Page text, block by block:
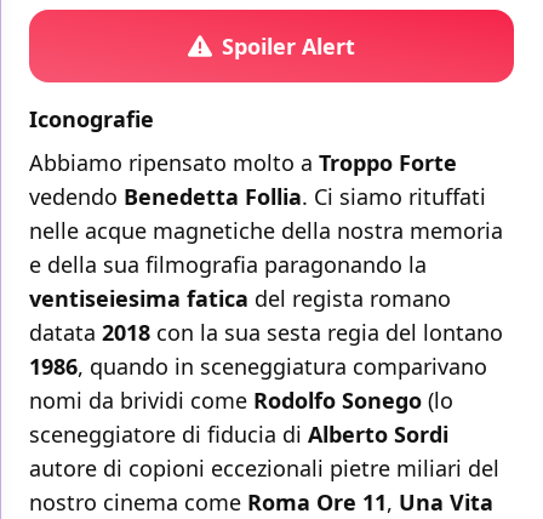
Spoiler Alert
Iconografie
Abbiamo ripensato molto a Troppo Forte
vedendo Benedetta Follia. Ci siamo rituffati
nelle acque magnetiche della nostra memoria
e della sua filmografia paragonando la
ventiseiesima fatica del regista romano
datata 2018 con la sua sesta regia del lontano
1986, quando in sceneggiatura comparivano
nomi da brividi come Rodolfo Sonego (lo
sceneggiatore di fiducia di Alberto Sordi
autore di copioni eccezionali pietre miliari del
nostro cinema come Roma Ore 11, Una Vita